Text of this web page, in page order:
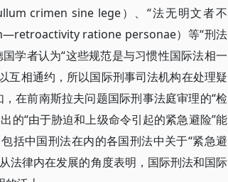
crimen sine lege）、“法无明文者不
ratione personae）等“刑法
学者认为“这些规范是与习惯性国际法相一
互相通约，所以国际刑事司法机构在处理疑
在前南斯拉夫问题国际刑事法庭审理的“检
的“由于胁迫和上级命令引起的紧急避险”能
括中国刑法在内的各国刑法中关于“紧急避
法律内在发展的角度表明，国际刑法和国际